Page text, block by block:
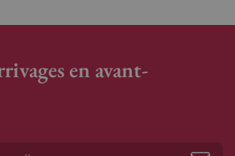
en avant-